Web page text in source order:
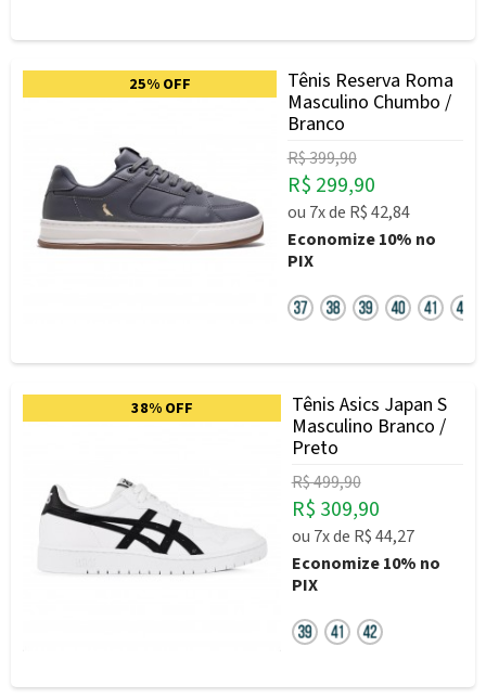
25% OFF
Tênis Reserva Roma
Masculino Chumbo /
Branco
R$ 399,90
R$ 299,90
ou 7xde R$ 42,84
Economize10% no
PIX
38% OFF
Tênis Asics Japan S
Masculino Branco /
Preto
R$ 499,90
R$ 309,90
ou 7xde R$ 44,27
Economize10% no
PIX